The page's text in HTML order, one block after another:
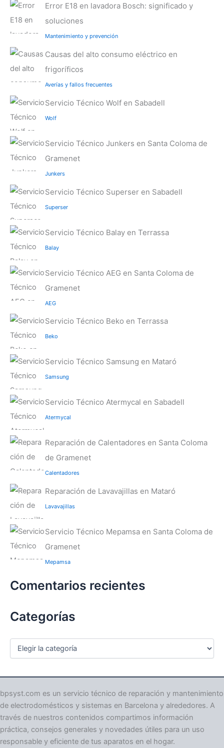
Error E18 en lavadora Bosch: significado y
soluciones
Mantenimiento y prevención
Causas del alto consumo eléctrico en
frigoríficos
Averías y fallos frecuentes
Servicio Técnico Wolf en Sabadell
Wolf
Servicio Técnico Junkers en Santa Coloma de
Gramenet
Junkers
Servicio Técnico Superser en Sabadell
Superser
Servicio Técnico Balay en Terrassa
Balay
Servicio Técnico AEG en Santa Coloma de
Gramenet
AEG
Servicio Técnico Beko en Terrassa
Beko
Servicio Técnico Samsung en Mataró
Samsung
Servicio Técnico Atermycal en Sabadell
Atermycal
Reparación de Calentadores en Santa Coloma
de Gramenet
Calentadores
Reparación de Lavavajillas en Mataró
Lavavajillas
Servicio Técnico Mepamsa en Santa Coloma de
Gramenet
Mepamsa
Comentarios recientes
Categorías
C
o
r
a
s
bpsyst.com es un servicio técnico de reparación y mantenimiento
de electrodomésticos y sistemas en Barcelona y alrededores. A
través de nuestros contenidos compartimos información
práctica, consejos generales y novedades útiles para un uso
responsable y eficiente de tus aparatos en el hogar.